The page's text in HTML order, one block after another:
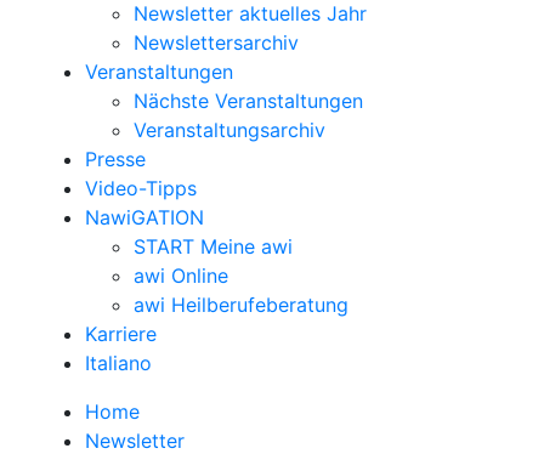
Newsletter aktuelles Jahr
Newslettersarchiv
Veranstaltungen
Nächste Veranstaltungen
Veranstaltungsarchiv
Presse
Video-Tipps
NawiGATION
START Meine awi
awi Online
awi Heilberufeberatung
Karriere
Italiano
Home
Newsletter